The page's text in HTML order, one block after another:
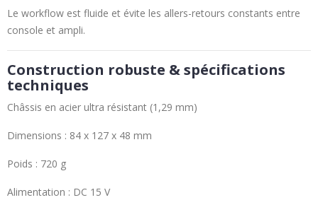
Le workflow est fluide et évite les allers-retours constants entre
console et ampli.
Construction robuste & spécifications
techniques
Châssis en acier ultra résistant (1,29 mm)
Dimensions : 84 x 127 x 48 mm
Poids : 720 g
Alimentation : DC 15 V